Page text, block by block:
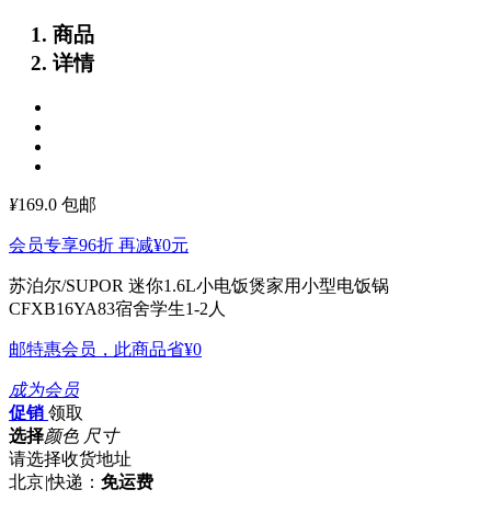
商品
详情
¥169.0 包邮
会员专享96折 再减¥0元
苏泊尔/SUPOR 迷你1.6L小电饭煲家用小型电饭锅
CFXB16YA83宿舍学生1-2人
邮特惠会员，此商品省¥0
成为会员
促销 领取
选择颜色 尺寸
请选择收货地址
北京|快递： 免运费